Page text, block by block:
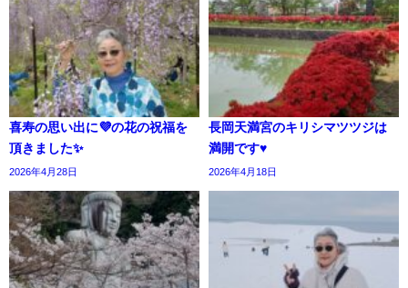
喜寿の思い出に💜の花の祝福を
頂きました✨
2026年4月28日
長岡天満宮のキリシマツツジは
満開です♥️
2026年4月18日